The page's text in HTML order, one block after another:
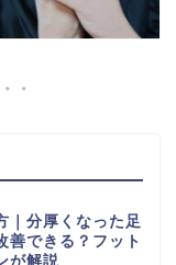
｜分厚くなった足
善できる？フット
が解説